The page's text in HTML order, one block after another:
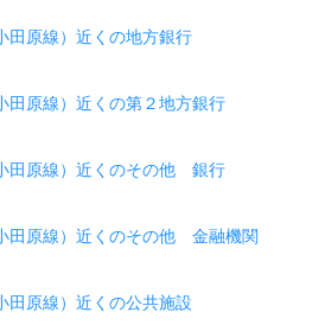
田原線）近くの地方銀行
田原線）近くの第２地方銀行
田原線）近くのその他 銀行
田原線）近くのその他 金融機関
田原線）近くの公共施設